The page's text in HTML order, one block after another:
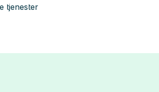
tjenester